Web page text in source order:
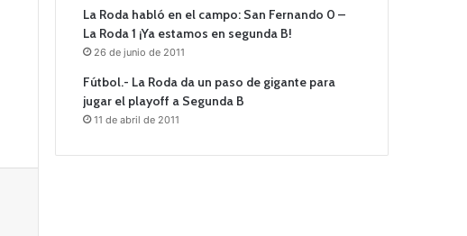
La Roda habló en el campo: San Fernando 0 –
La Roda 1 ¡Ya estamos en segunda B!
26 de junio de 2011
Fútbol.- La Roda da un paso de gigante para
jugar el playoff a Segunda B
11 de abril de 2011